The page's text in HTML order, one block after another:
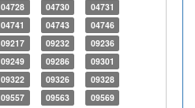
04728 04730
04731
04741 04743
04746
09217 09232
09236
09249 09286
09301
09322 09326
09328
09557 09563 09569